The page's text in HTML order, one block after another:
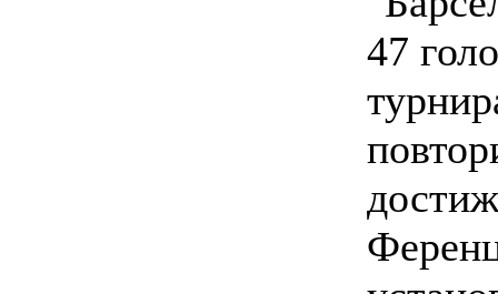
47